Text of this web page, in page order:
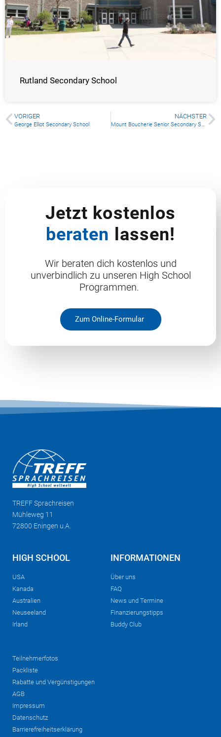
Rutland Secondary School
VORIGER
George Elliot Secondary School
NÄCHSTER
Mount Boucherie Senior Secondary School
Jetzt kostenlos
beraten lassen!
Wir beraten dich kostenlos und
unverbindlich zu unseren High School
Programmen.
Zum Online-Formular
TREFFSprachreisen
Mühleweg 11
72800 Eningen u.A.
HIGH SCHOOL
USA
Kanada
Australien
Neuseeland
Irland
INFORMATIONEN
Über uns
FAQ
News und Termine
Finanzierungstipps
Buddy Club
Teilnehmerfotos
Packliste
Rabatte und Vergünstigungen
AGB
Impressum
Datenschutz
Barrierefreiheitserklärung